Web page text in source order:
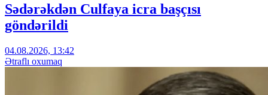
Sədərəkdən Culfaya icra başçısı
göndərildi
04.08.2026, 13:42
Ətraflı oxumaq